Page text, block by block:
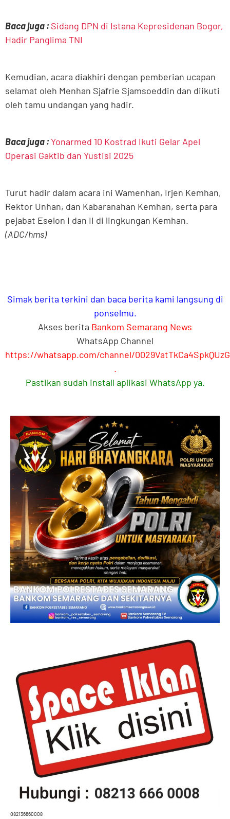
Baca juga : Sidang DPN di Istana Kepresidenan Bogor,
Hadir Panglima TNI
Kemudian, acara diakhiri dengan pemberian ucapan
selamat oleh Menhan Sjafrie Sjamsoeddin dan diikuti
oleh tamu undangan yang hadir.
Baca juga :Yonarmed 10 Kostrad Ikuti Gelar Apel
Operasi Gaktib dan Yustisi 2025
Turut hadir dalam acara ini Wamenhan, Irjen Kemhan,
Rektor Unhan, dan Kabaranahan Kemhan, serta para
pejabat Eselon I dan II di lingkungan Kemhan.
(ADC/hms)
Simak berita terkini dan baca berita kami langsung di
ponselmu.
Akses berita Bankom Semarang News
WhatsApp Channel
https://whatsapp.com/channel/
.
Pastikan sudah install aplikasi WhatsApp ya.
082136660008